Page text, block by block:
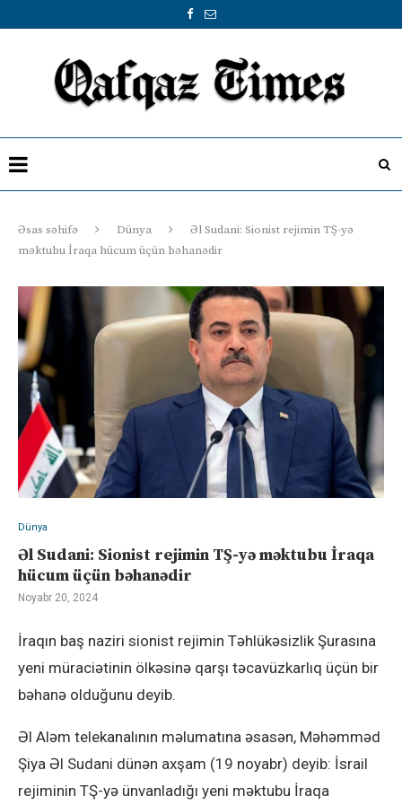
Əsas səhifə Dünya
Əl Sudani: Sionist rejimin TŞ-yə
məktubu İraqa hücum üçün bəhanədir
Dünya
Əl Sudani: Sionist rejimin TŞ-yə məktubu İraqa
hücum üçün bəhanədir
Noyabr 20, 2024
İraqın baş naziri sionist rejimin Təhlükəsizlik Şurasına
yeni müraciətinin ölkəsinə qarşı təcavüzkarlıq üçün bir
bəhanə olduğunu deyib.
Əl Aləm telekanalının məlumatına əsasən, Məhəmməd
Şiya Əl Sudani dünən axşam (19 noyabr) deyib: İsrail
rejiminin TŞ-yə ünvanladığı yeni məktubu İraqa